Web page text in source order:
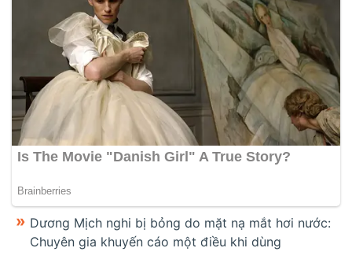
Dương Mịch nghi bị bỏng do mặt nạ mắt hơi nước:
Chuyên gia khuyến cáo một điều khi dùng